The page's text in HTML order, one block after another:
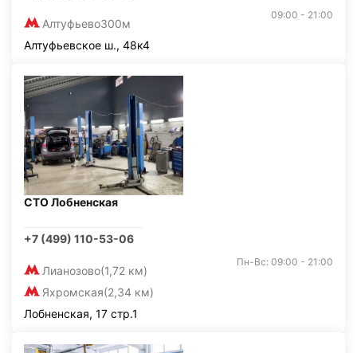
Алтуфьево300м
09:00 - 21:00
Алтуфьевское ш., 48к4
СТО Лобненская
+7 (499) 110-53-06
Лианозово(1,72 км)
Яхромская(2,34 км)
Пн-Вс: 09:00 - 21:00
Лобненская, 17 стр.1